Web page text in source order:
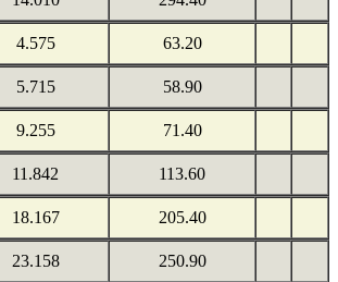
4.575 63.20
5.715 58.90
9.255 71.40
11.842 113.60
18.167 205.40
23.158 250.90